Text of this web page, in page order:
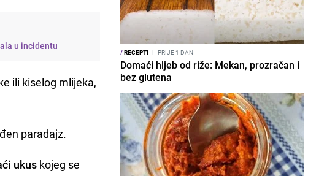
u incidentu
ili kiselog mlijeka,
paradajz.
ukus kojeg se
/RECEPTI I PRIJE 1 DAN
Domaći hljeb od riže: Mekan, prozračan i
bez glutena